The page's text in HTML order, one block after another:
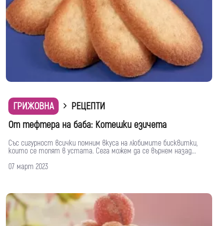
ГРИЖОВНА
РЕЦЕПТИ
От тефтера на баба: Котешки езичета
Със сигурност всички помним вкуса на любимите бисквитки,
които се топят в устата. Сега можем да се върнем назад...
07 март 2023